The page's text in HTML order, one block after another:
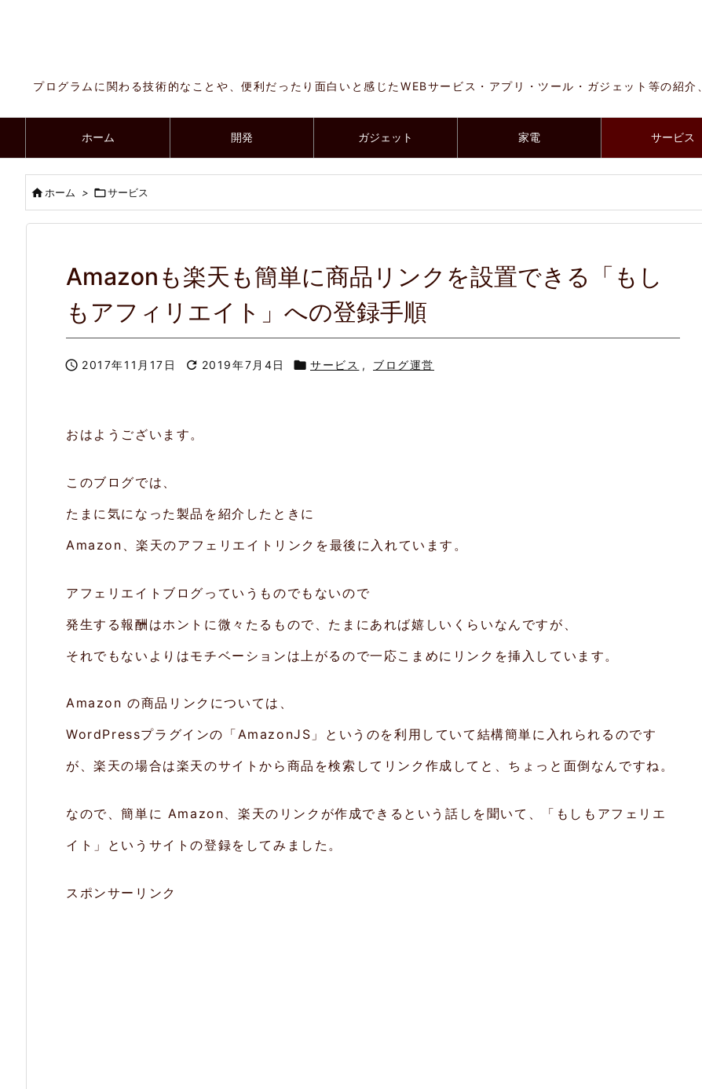
プログラムに関わる技術的なことや、便利だったり面白いと感じたWEBサービス・アプリ・ツール・ガジェット等の紹
ホーム 開発 ガジェット 家電 サービス
ホーム > サービス
Amazonも楽天も簡単に商品リンクを設置できる「もし
もアフィリエイト」への登録手順
 2017年11月17日  2019年7月4日  サービス , ブログ運営
おはようございます。
このブログでは、
たまに気になった製品を紹介したときに
Amazon、楽天のアフェリエイトリンクを最後に入れています。
アフェリエイトブログっていうものでもないので
発生する報酬はホントに微々たるもので、たまにあれば嬉しいくらいなんですが、
それでもないよりはモチベーションは上がるので一応こまめにリンクを挿入しています。
Amazon の商品リンクについては、
WordPressプラグインの「AmazonJS」というのを利用していて結構簡単に入れられるのです
が、楽天の場合は楽天のサイトから商品を検索してリンク作成してと、ちょっと面倒なんですね。
なので、簡単に Amazon、楽天のリンクが作成できるという話しを聞いて、「もしもアフェリエ
イト」というサイトの登録をしてみました。
スポンサーリンク